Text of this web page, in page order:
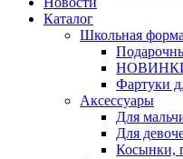
Каталог
Школьная форма
НОВИНКИ!
Фартуки
Аксессуары
Для
Для
Косынки,